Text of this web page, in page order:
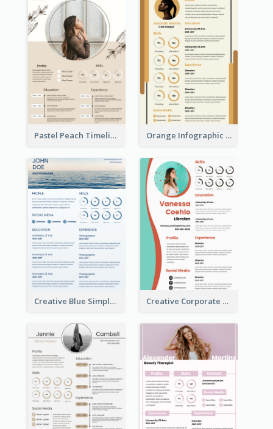
Pastel Peach Timeline Resume Orange Infographic Market Analyst Resume
Creative Blue Simple Resume Creative Corporate Teal Resume